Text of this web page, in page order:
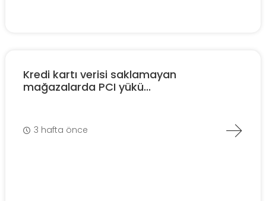
Kredi kartı verisi saklamayan
mağazalarda PCI yükü...
3 hafta önce